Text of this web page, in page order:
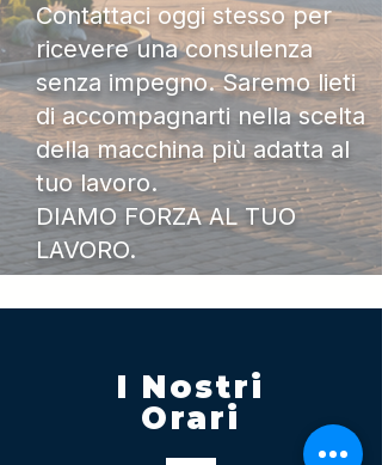
Contattaci oggi stesso per
ricevere una consulenza
senza impegno. Saremo lieti
di accompagnarti nella scelta
della macchina più adatta al
tuo lavoro.
DIAMO FORZA AL TUO
LAVORO.
I Nostri
Orari